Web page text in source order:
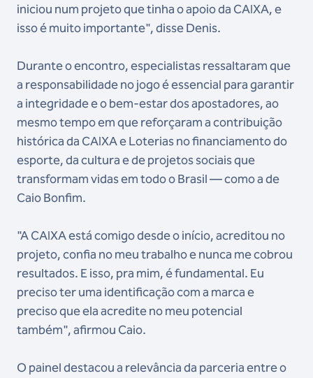
iniciou num projeto que tinha o apoio da CAIXA, e
isso é muito importante", disse Denis.
Durante o encontro, especialistas ressaltaram que
a responsabilidade no jogo é essencial para garantir
a integridade e o bem-estar dos apostadores, ao
mesmo tempo em que reforçaram a contribuição
histórica da CAIXA e Loterias no financiamento do
esporte, da cultura e de projetos sociais que
transformam vidas em todo o Brasil — como a de
Caio Bonfim.
"A CAIXA está comigo desde o início, acreditou no
projeto, confia no meu trabalho e nunca me cobrou
resultados. E isso, pra mim, é fundamental. Eu
preciso ter uma identificação com a marca e
preciso que ela acredite no meu potencial
também", afirmou Caio.
O painel destacou a relevância da parceria entre o